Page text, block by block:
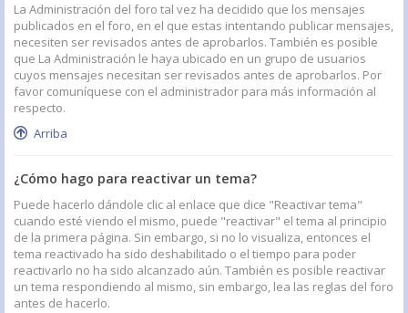
La Administración del foro tal vez ha decidido que los mensajes
publicados en el foro, en el que estas intentando publicar mensajes,
necesiten ser revisados antes de aprobarlos. También es posible
que La Administración le haya ubicado en un grupo de usuarios
cuyos mensajes necesitan ser revisados antes de aprobarlos. Por
favor comuníquese con el administrador para más información al
respecto.
Arriba
¿Cómo hago para reactivar un tema?
Puede hacerlo dándole clic al enlace que dice "Reactivar tema"
cuando esté viendo el mismo, puede "reactivar" el tema al principio
de la primera página. Sin embargo, si no lo visualiza, entonces el
tema reactivado ha sido deshabilitado o el tiempo para poder
reactivarlo no ha sido alcanzado aún. También es posible reactivar
un tema respondiendo al mismo, sin embargo, lea las reglas del foro
antes de hacerlo.